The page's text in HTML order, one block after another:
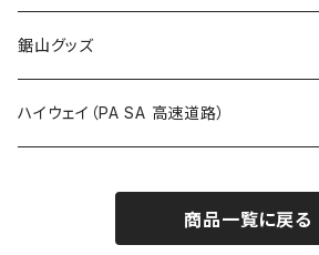
ROUTE 700～799号線
ROUTE 600～699号線
ROUTE 700～799号線
栃木県
群馬県
たばこ・禁煙ステッカー
ステッカー
鋸山グッズ
Tシャツ
ハイウェイ（PA SA 高速道路）
商品一覧に戻る